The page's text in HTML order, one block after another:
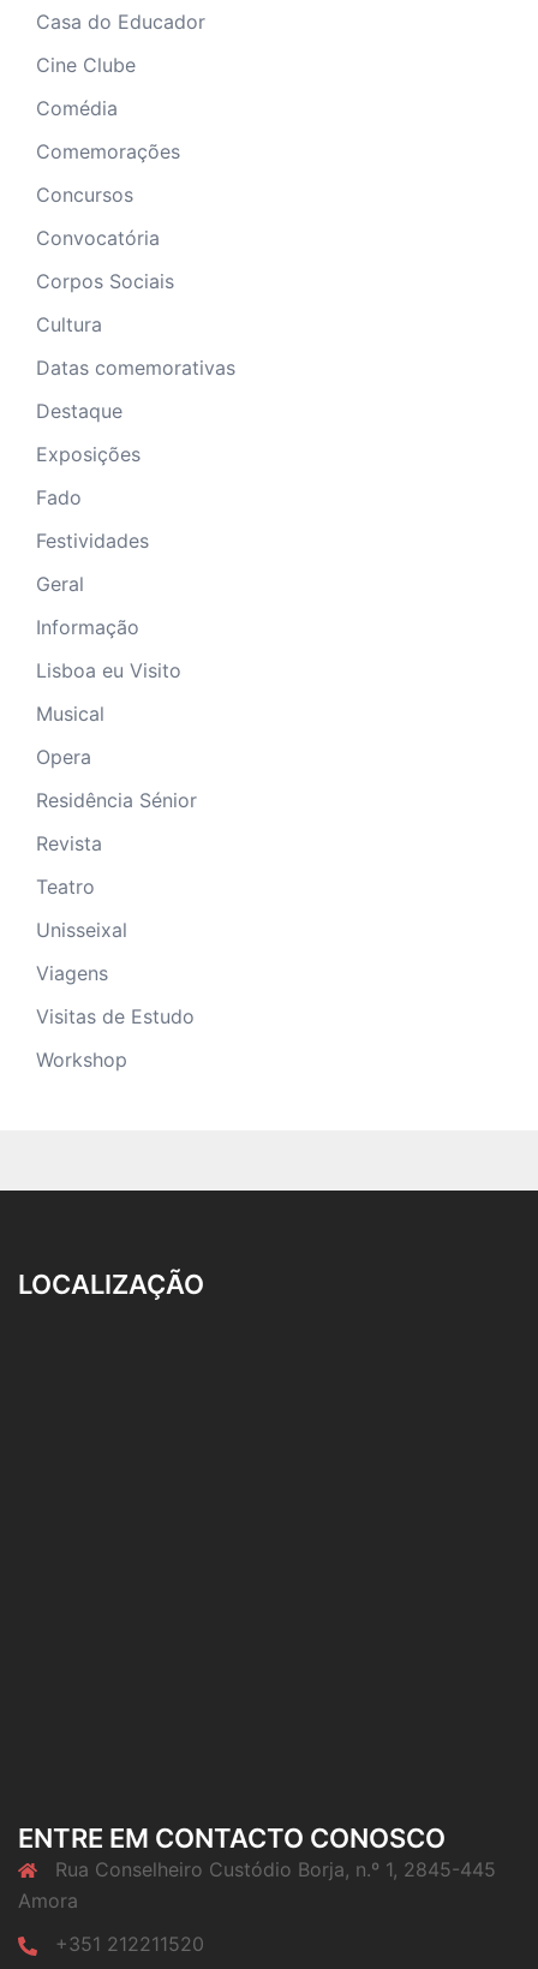
Casa do Educador
Cine Clube
Comédia
Comemorações
Concursos
Convocatória
Corpos Sociais
Cultura
Datas comemorativas
Destaque
Exposições
Fado
Festividades
Geral
Informação
Lisboa eu Visito
Musical
Opera
Residência Sénior
Revista
Teatro
Unisseixal
Viagens
Visitas de Estudo
Workshop
LOCALIZAÇÃO
ENTRE EM CONTACTO CONOSCO
Rua Conselheiro Custódio Borja, n.º 1, 2845-445
Amora
+351 212211520